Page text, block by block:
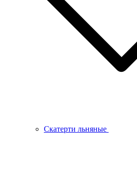
Скатерти льняные